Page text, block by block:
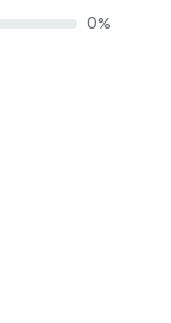
0%